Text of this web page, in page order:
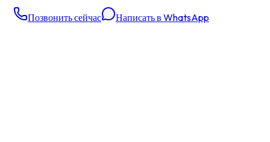
Позвонить сейчас Написать в WhatsApp